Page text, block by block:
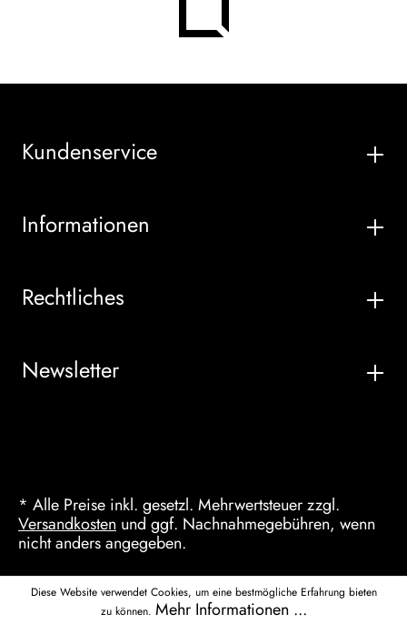
Kundenservice
Informationen
Rechtliches
Newsletter
* Alle Preise inkl. gesetzl. Mehrwertsteuer zzgl.
Versandkosten und ggf. Nachnahmegebühren, wenn
nicht anders angegeben.
Diese Website verwendet Cookies, um eine bestmögliche Erfahrung bieten
zu können. Mehr Informationen ...